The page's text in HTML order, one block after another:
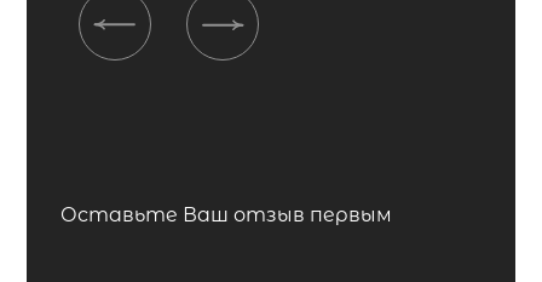
Оставьте Ваш отзыв первым
Previous Next